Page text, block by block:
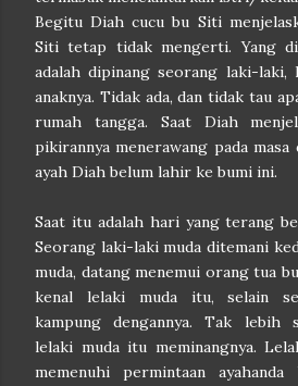
Begitu Diah cucu bu Siti
Siti tetap tidak mengerti. Yang
adalah dipinang seorang laki-laki,
anaknya. Tidak ada, dan tidak tau
rumah tangga. Saat Diah
pikirannya menerawang pada masa
ayah Diah belum lahir ke bumi ini.
Saat itu adalah hari yang terang
Seorang laki-laki muda ditemani
muda, datang menemui orang tua
kenal lelaki muda itu, selain
kampung dengannya. Tak lebih
lelaki muda itu meminangnya.
memenuhi permintaan